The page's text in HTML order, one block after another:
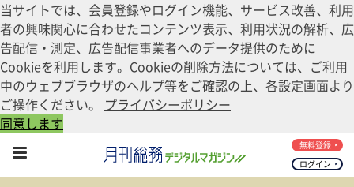
当サイトでは、会員登録やログイン機能、サービス改善、利用
者の興味関心に合わせたコンテンツ表示、利用状況の解析、広
告配信・測定、広告配信事業者へのデータ提供のために
Cookieを利用します。Cookieの削除方法については、ご利用
中のウェブブラウザのヘルプ等をご確認の上、各設定画面より
ご操作ください。 プライバシーポリシー
同意します
ログイン
無料登録